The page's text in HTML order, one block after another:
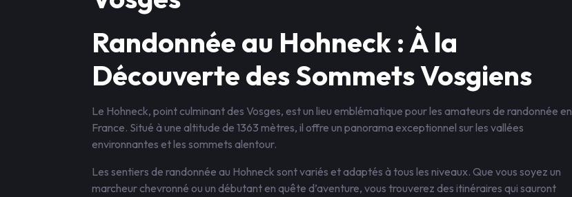
Randonnée au Hohneck : À la
Découverte des Sommets Vosgiens
Le Hohneck, point culminant des Vosges, est un lieu emblématique pour les amateurs de randonnée en
France. Situé à une altitude de 1363 mètres, il offre un panorama exceptionnel sur les vallées
environnantes et les sommets alentour.
Les sentiers de randonnée au Hohneck sont variés et adaptés à tous les niveaux. Que vous soyez un
marcheur chevronné ou un débutant en quête d’aventure, vous trouverez des itinéraires qui sauront